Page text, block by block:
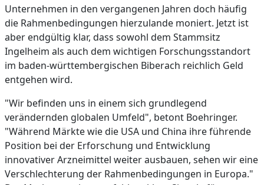
Unternehmen in den vergangenen Jahren doch häufig
die Rahmenbedingungen hierzulande moniert. Jetzt ist
aber endgültig klar, dass sowohl dem Stammsitz
Ingelheim als auch dem wichtigen Forschungsstandort
im baden-württembergischen Biberach reichlich Geld
entgehen wird.
"Wir befinden uns in einem sich grundlegend
verändernden globalen Umfeld", betont Boehringer.
"Während Märkte wie die USA und China ihre führende
Position bei der Erforschung und Entwicklung
innovativer Arzneimittel weiter ausbauen, sehen wir eine
Verschlechterung der Rahmenbedingungen in Europa."